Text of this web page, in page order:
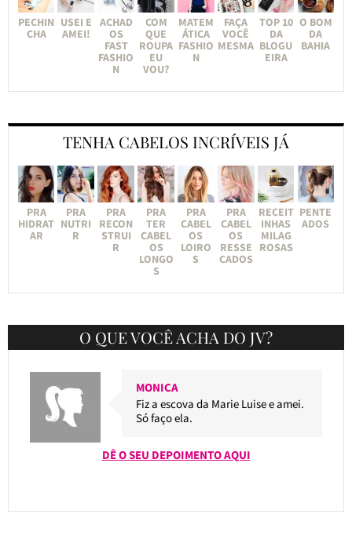
PECHIN
CHA
USEI E
AMEI!
ACHAD
OS
FAST
FASHIO
N
COM
QUE
ROUPA
EU
VOU?
MATEM
ÁTICA
FASHIO
N
FAÇA
VOCÊ
MESMA
TOP 10
DA
BLOGU
EIRA
O BOM
DA
BAHIA
TENHA CABELOS INCRÍVEIS JÁ
PRA
HIDRAT
AR
PRA
NUTRI
R
PRA
RECON
STRUI
R
PRA
TER
CABEL
OS
LONGO
S
PRA
CABEL
OS
LOIRO
S
PRA
CABEL
OS
RESSE
CADOS
RECEIT
INHAS
MILAG
ROSAS
PENTE
ADOS
O QUE VOCÊ ACHA DO JV?
MONICA
Fiz a escova da Marie Luise e amei.
Só faço ela.
DÊ O SEU DEPOIMENTO AQUI